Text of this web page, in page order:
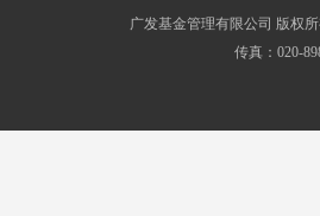
广发基金管理有限公司 版权所
传真：020-